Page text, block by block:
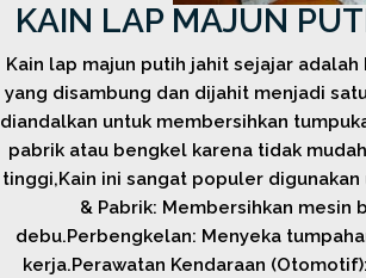
KAIN LAP MAJUN
Kain lap majun putih jahit sejajar
yang disambung dan dijahit menjadi
diandalkan untuk membersihkan
pabrik atau bengkel karena tidak
tinggi,Kain ini sangat populer
& Pabrik: Membersihkan mesin
debu.Perbengkelan: Menyeka
kerja.Perawatan Kendaraan